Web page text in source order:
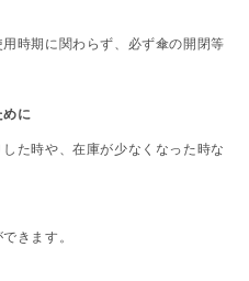
時期に関わらず、必ず傘の開閉等
に
た時や、在庫が少なくなった時な
きます。